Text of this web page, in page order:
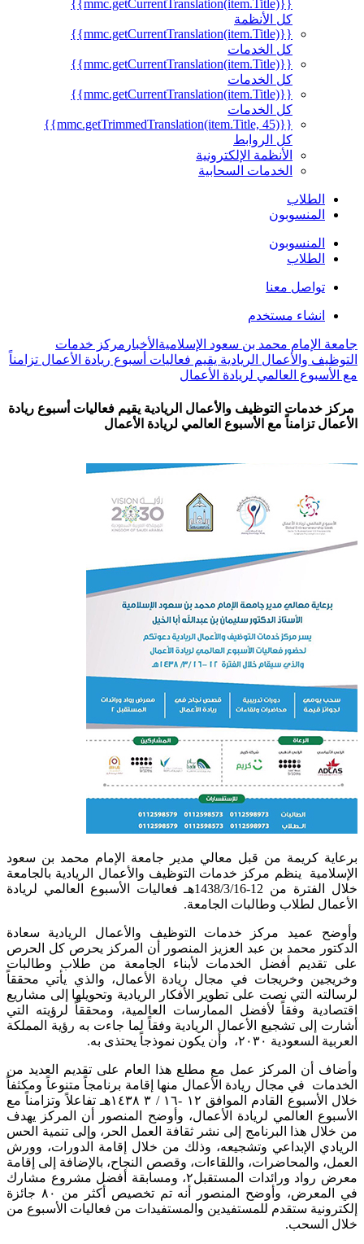
{{mmc.getCurrentTranslation(item.Title)}}
كل الأنظمة
{{mmc.getCurrentTranslation(item.Title)}}
كل الخدمات
{{mmc.getCurrentTranslation(item.Title)}}
كل الخدمات
{{mmc.getCurrentTranslation(item.Title)}}
كل الخدمات
{{mmc.getTrimmedTranslation(item.Title, 45)}}
كل الروابط
الأنظمة الإلكترونية
الخدمات السحابية
الطلاب
المنسوبون
المنسوبون
الطلاب
تواصل معنا
انشاء مستخدم
جامعة الإمام محمد بن سعود الإسلامية الأخبار مركز خدمات
التوظيف والأعمال الريادية يقيم فعاليات أسبوع ريادة الأعمال تزامناً
مع الأسبوع العالمي لريادة الأعمال
مركز خدمات التوظيف والأعمال الريادية يقيم فعاليات أسبوع ريادة
الأعمال تزامناً مع الأسبوع العالمي لريادة الأعمال
برعاية كريمة من قبل معالي مدير جامعة الإمام محمد بن سعود
الإسلامية ينظم مركز خدمات التوظيف والأعمال الريادية بالجامعة
خلال الفترة من 12-1438/3/16هـ فعاليات الأسبوع العالمي لريادة
الأعمال لطلاب وطالبات الجامعة.
وأوضح عميد مركز خدمات التوظيف والأعمال الريادية سعادة
الدكتور محمد بن عبد العزيز المنصور أن المركز يحرص كل الحرص
على تقديم أفضل الخدمات لأبناء الجامعة من طلاب وطالبات
وخريجين وخريجات في مجال ريادة الأعمال، والذي يأتي محققاً
لرسالته التي نصت على تطوير الأفكار الريادية وتحويلها إلى مشاريع
اقتصادية وفقاً لأفضل الممارسات العالمية، ومحققاً لرؤيته التي
أشارت إلى تشجيع الأعمال الريادية وفقاً لما جاءت به رؤية المملكة
العربية السعودية ٢٠٣٠، وأن يكون نموذجاً يحتذى به.
وأضاف أن المركز عمل مع مطلع هذا العام على تقديم العديد من
الخدمات في مجال ريادة الأعمال منها إقامة برنامجاً متنوعاً ومكثفاً
خلال الأسبوع القادم الموافق ١٢ -١٦ / ٣ ١٤٣٨هـ تفاعلاً وتزامناً مع
الأسبوع العالمي لريادة الأعمال، وأوضح المنصور أن المركز يهدف
من خلال هذا البرنامج إلى نشر ثقافة العمل الحر، وإلى تنمية الحس
الريادي الإبداعي وتشجيعه، وذلك من خلال إقامة الدورات، وورش
العمل، والمحاضرات، واللقاءات، وقصص النجاح، بالإضافة إلى إقامة
معرض رواد ورائدات المستقبل٢، ومسابقة أفضل مشروع مشارك
في المعرض، وأوضح المنصور أنه تم تخصيص أكثر من ٨٠ جائزة
إلكترونية ستقدم للمستفيدين والمستفيدات من فعاليات الأسبوع من
خلال السحب.